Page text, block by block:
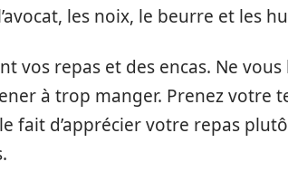
les noix, le beurre et les
vos repas et des encas. Ne
à trop manger. Prenez votre
fait d’apprécier votre repas